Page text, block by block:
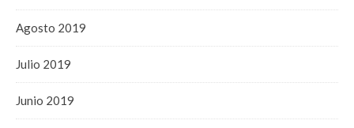
Agosto 2019
Julio 2019
Junio 2019